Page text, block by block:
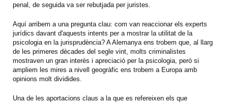
penal, de seguida va ser rebutjada per juristes.
Aquí arribem a una pregunta clau: com van reaccionar els experts
jurídics davant d'aquests intents per a mostrar la utilitat de la
psicologia en la jurisprudència? A Alemanya ens trobem que, al llarg
de les primeres dècades del segle vint, molts criminalistes
mostraven un gran interès i apreciació per la psicologia, però si
ampliem les mires a nivell geogràfic ens trobem a Europa amb
opinions molt dividides.
Una de les aportacions claus a la que es refereixen els que